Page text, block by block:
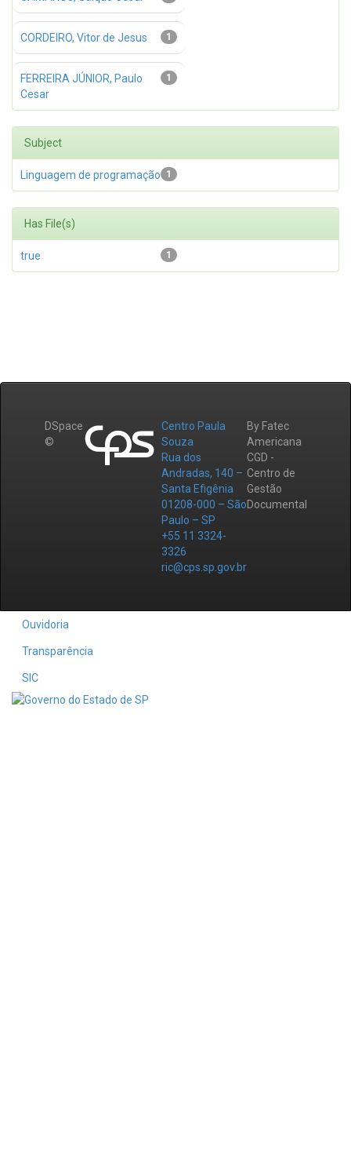
1
CORDEIRO, Vitor de Jesus
1
FERREIRA JÚNIOR, Paulo
Cesar
Subject
1
Linguagem de programação
Has File(s)
1
true
DSpace
©
Centro Paula
Souza
Rua dos
Andradas, 140 –
Santa Efigênia
01208-000 – São
Paulo – SP
+55 11 3324-
3326
ric@cps.sp.gov.br
By Fatec
Americana
CGD -
Centro de
Gestão
Documental
Ouvidoria
Transparência
SIC